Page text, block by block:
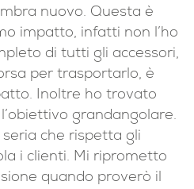
nuovo. Questa è
impatto, infatti non l’ho
di tutti gli accessori,
per trasportarlo, è
Inoltre ho trovato
grandangolare.
che rispetta gli
i clienti. Mi riprometto
quando proverò il